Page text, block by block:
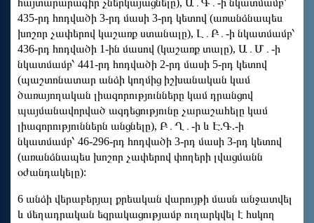
հայտարարագիր չներկայացնելը), Ա․Գ․-ի նկատմամբ՝
435-րդ հոդվածի 3-րդ մասի 3-րդ կետով (առանձնապես
խոշոր չափերով կաշառք ստանալը), Լ․Բ․-ի նկատմամբ՝
436-րդ հոդվածի 1-ին մասով (կաշառք տալը), Ա․Մ․-ի
նկատմամբ՝ 441-րդ հոդվածի 2-րդ մասի 5-րդ կետով
(պաշտոնատար անձի կողմից իշխանական կամ
ծառայողական լիազորությունները կամ դրանցով
պայմանավորված ազդեցությունը չարաշահելը կամ
լիազորություններն անցնելը), Բ․Ղ․-ի և Է.Գ.-ի
նկատմամբ՝ 46-296-րդ հոդվածի 3-րդ մասի 3-րդ կետով
(առանձնապես խոշոր չափերով փողերի լվացմանն
օժանդակելը):
6 անձի վերաբերյալ քրեական վարույթի մասն անջատվել
և մեղադրական եզրակացությամբ ուղարկվել է հսկող